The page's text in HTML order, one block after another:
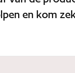
en kom